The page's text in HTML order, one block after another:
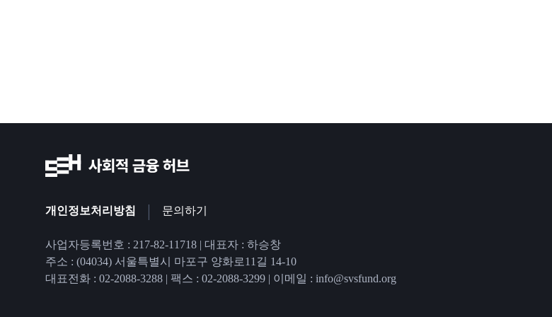
개인정보처리방침 | 문의하기
사업자등록번호 : 217-82-11718 | 대표자 : 하승창
주소 : (04034) 서울특별시 마포구 양화로11길 14-10
대표전화 : 02-2088-3288 | 팩스 : 02-2088-3299 | 이메일 : info@svsfund.org